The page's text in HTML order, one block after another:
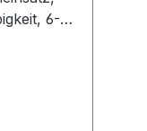
6-